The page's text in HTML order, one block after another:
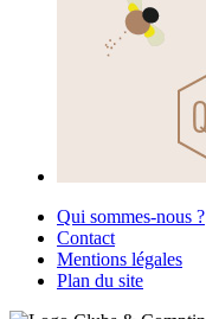
Qui sommes-nous ?
Contact
Mentions légales
Plan du site